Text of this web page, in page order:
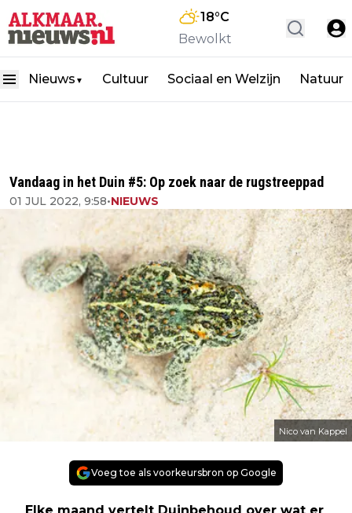
18°C
Bewolkt
Nieuws ▼ Cultuur Sociaal en Welzijn Natuur
Vandaag in het Duin #5: Op zoek naar de rugstreeppad
01 JUL 2022, 9:58•NIEUWS
Nico van Kappel
Voeg toe als voorkeursbron op Google